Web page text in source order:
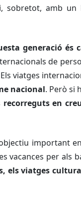
sobretot, amb un
generació és
de
viatges
nacional. Però si
recorreguts en
important
vacances per als
els viatges